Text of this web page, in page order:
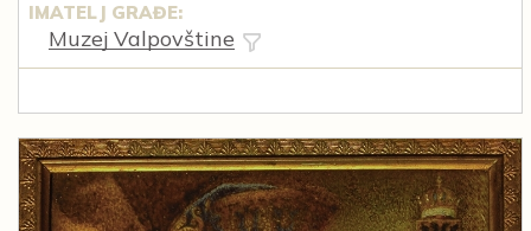
IMATELJ GRAĐE:
Muzej Valpovštine